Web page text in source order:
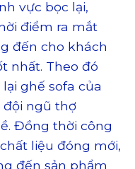
vực bọc lại,
điểm ra mắt
đến cho khách
nhất. Theo đó
ghế sofa của
đội ngũ thợ
Đồng thời công
liệu đóng mới,
đến sản phẩm